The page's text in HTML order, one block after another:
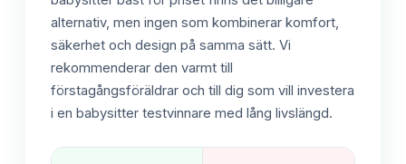
alternativ, men ingen som kombinerar komfort,
säkerhet och design på samma sätt. Vi
rekommenderar den varmt till
förstagångsföräldrar och till dig som vill investera
i en babysitter testvinnare med lång livslängd.